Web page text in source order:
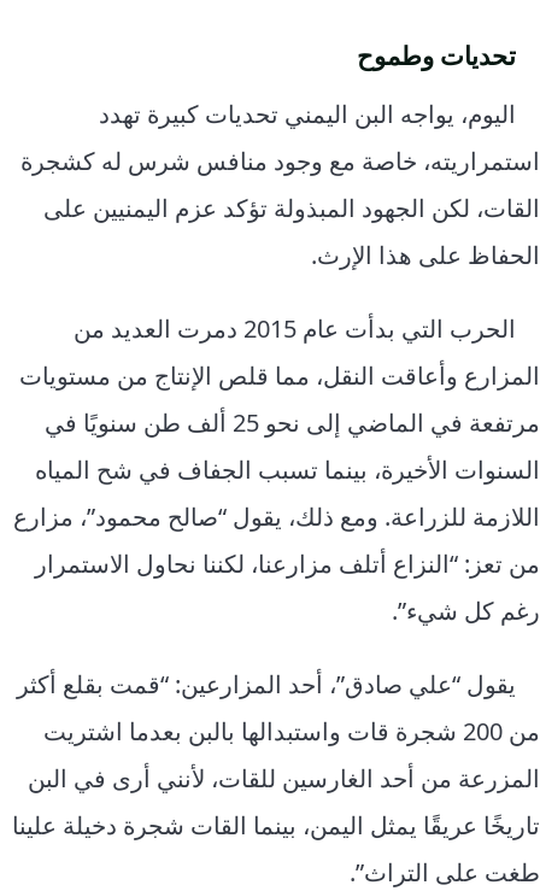
تحديات وطموح
اليوم، يواجه البن اليمني تحديات كبيرة تهدد
استمراريته، خاصة مع وجود منافس شرس له كشجرة
القات، لكن الجهود المبذولة تؤكد عزم اليمنيين على
الحفاظ على هذا الإرث.
الحرب التي بدأت عام 2015 دمرت العديد من
المزارع وأعاقت النقل، مما قلص الإنتاج من مستويات
مرتفعة في الماضي إلى نحو 25 ألف طن سنويًا في
السنوات الأخيرة، بينما تسبب الجفاف في شح المياه
اللازمة للزراعة. ومع ذلك، يقول “صالح محمود”، مزارع
من تعز: “النزاع أتلف مزارعنا، لكننا نحاول الاستمرار
رغم كل شيء”.
يقول “علي صادق”، أحد المزارعين: “قمت بقلع أكثر
من 200 شجرة قات واستبدالها بالبن بعدما اشتريت
المزرعة من أحد الغارسين للقات، لأنني أرى في البن
تاريخًا عريقًا يمثل اليمن، بينما القات شجرة دخيلة علينا
طغت على التراث”.